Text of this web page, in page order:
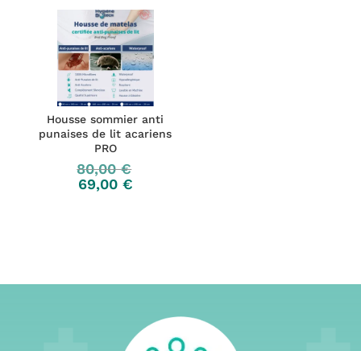
Housse sommier anti
punaises de lit acariens
PRO
80,00€
69,00 €